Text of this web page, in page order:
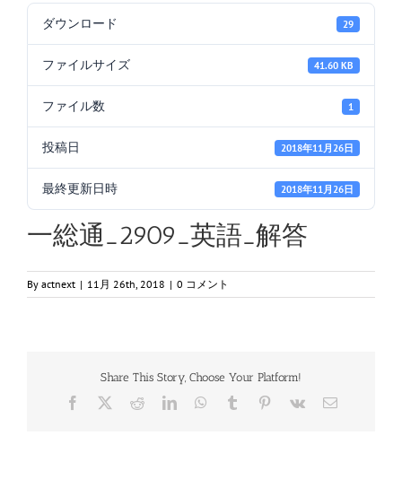
ダウンロード 29
ファイルサイズ 41.60 KB
ファイル数 1
投稿日 2018年11月26日
最終更新日時 2018年11月26日
一総通_2909_英語_解答
By actnext | 11月 26th, 2018 | 0 コメント
Share This Story, Choose Your Platform!
Facebook RedditLinkedInWhatsApp
Tumblr Pinterest
Vk
電